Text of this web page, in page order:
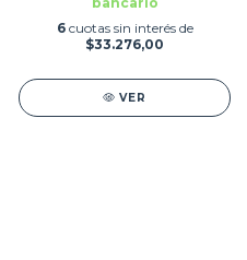
6 cuotas sin interés de
$33.276,00
VER